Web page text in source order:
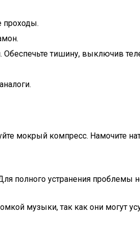
проходы.
Обеспечьте тишину, выключив
мокрый компресс. Намочите
полного устранения проблемы
музыки, так как они могут